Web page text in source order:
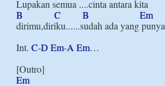
B
C B
Em
dirimu,diriku......sudah ada yang punya
Int. C-D Em-A Em…
Em